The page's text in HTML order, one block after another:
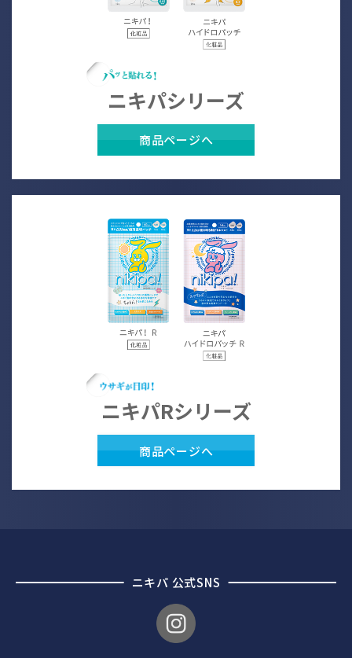
ニキパシリーズ
商品ページへ
ニキパRシリーズ
商品ページへ
ニキパ 公式SNS